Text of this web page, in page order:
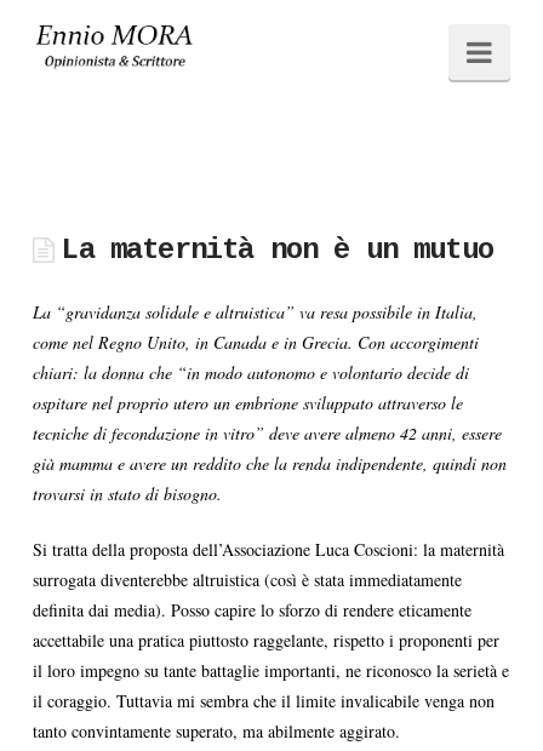
Ennio
La maternità non è un mutuo
La “gravidanza solidale e altruistica” va resa possibile in Italia,
come nel Regno Unito, in Canada e in Grecia. Con accorgimenti
chiari: la donna che “in modo autonomo e volontario decide di
ospitare nel proprio utero un embrione sviluppato attraverso le
tecniche di fecondazione in vitro” deve avere almeno 42 anni, essere
già mamma e avere un reddito che la renda indipendente, quindi non
trovarsi in stato di bisogno.
Si tratta della proposta dell’Associazione Luca Coscioni: la maternità
surrogata diventerebbe altruistica (così è stata immediatamente
definita dai media). Posso capire lo sforzo di rendere eticamente
accettabile una pratica piuttosto raggelante, rispetto i proponenti per
il loro impegno su tante battaglie importanti, ne riconosco la serietà e
il coraggio. Tuttavia mi sembra che il limite invalicabile venga non
tanto convintamente superato, ma abilmente aggirato.